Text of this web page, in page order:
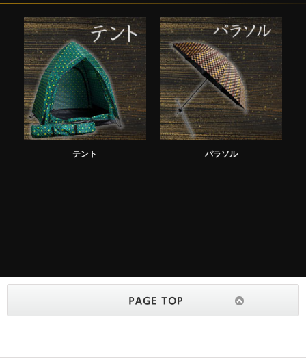
テント パラソル